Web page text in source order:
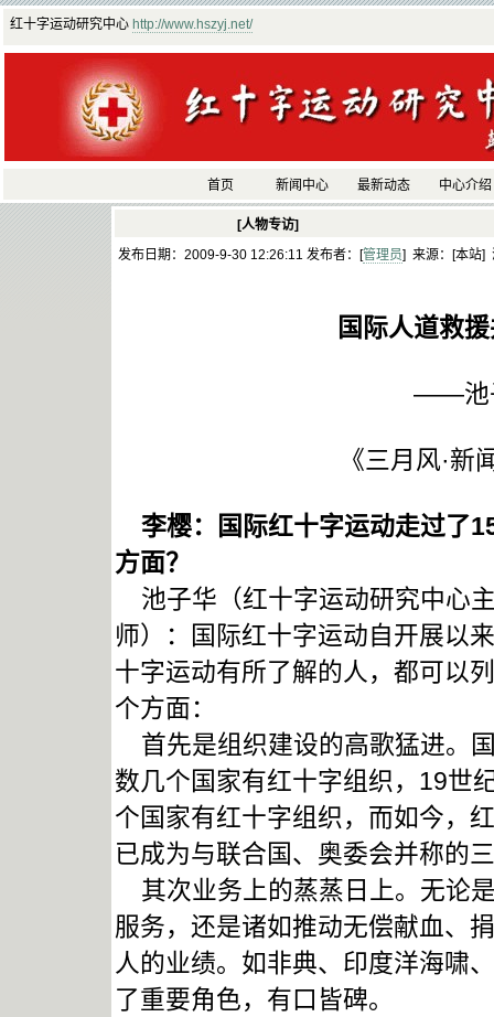
红十字运动研究中心 http://www.hszyj.net/
首页 新闻中心 最新动态 中心介绍
[人物专访]
发布日期：2009-9-30 12:26:11 发布者：[管理员] 来源：[本站]
国际人道救
——池
《三月风·
李樱：国际红十字运动走过了
方面？
池子华（红十字运动研究中心
师）：国际红十字运动自开展以
十字运动有所了解的人，都可以
个方面：
首先是组织建设的高歌猛进。
数几个国家有红十字组织，19世
个国家有红十字组织，而如今，
已成为与联合国、奥委会并称的
其次业务上的蒸蒸日上。无论
服务，还是诸如推动无偿献血、
人的业绩。如非典、印度洋海啸
了重要角色，有口皆碑。